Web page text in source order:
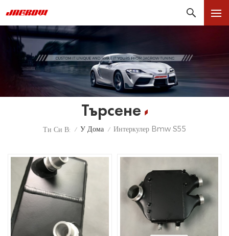
Търсене
Ти Си В: / У Дома / Интеркулер Bmw S55